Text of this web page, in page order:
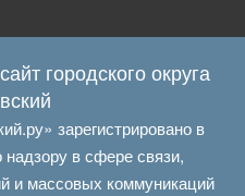
городского округа
зарегистрировано в
в сфере связи,
и массовых коммуникаций